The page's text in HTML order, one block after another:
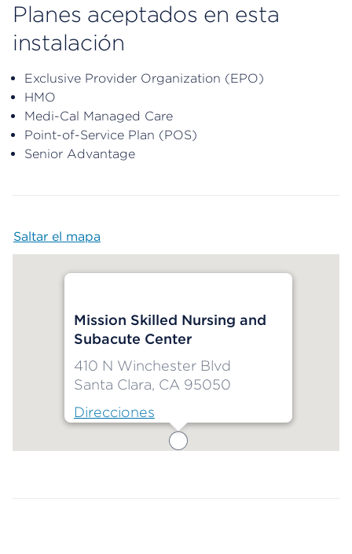
Planes aceptados en esta
instalación
Exclusive Provider Organization (EPO)
HMO
Medi-Cal Managed Care
Point-of-Service Plan (POS)
Senior Advantage
Saltar el mapa
Mission Skilled Nursing and
Subacute Center
410 N Winchester Blvd
Santa Clara, CA 95050
Direcciones